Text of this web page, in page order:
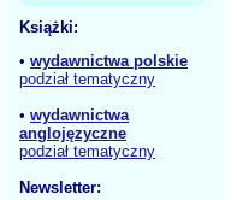
Książki:
• wydawnictwa polskie
podział tematyczny
• wydawnictwa
anglojęzyczne
podział tematyczny
Newsletter: